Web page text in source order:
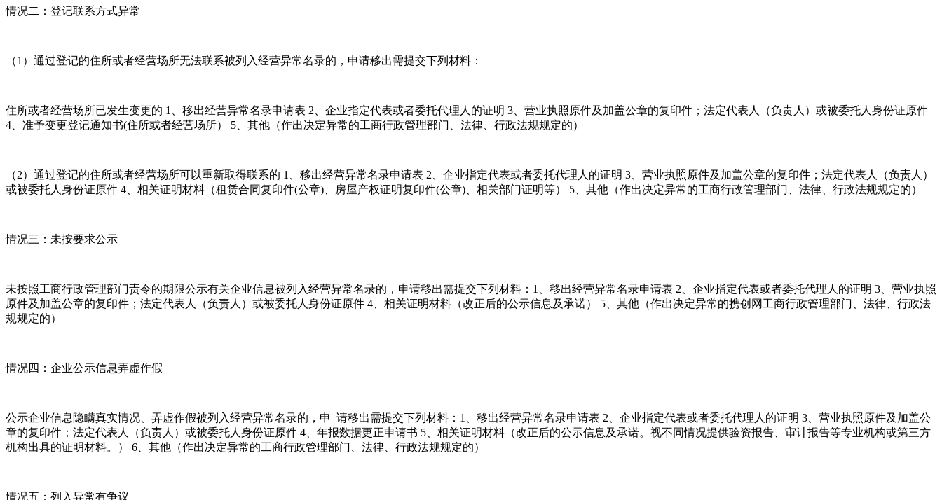
情况二：登记联系方式异常
（1）通过登记的住所或者经营场所无法联系被列入经营异常名录的，申请移出需提交下列材料：
住所或者经营场所已发生变更的 1、移出经营异常名录申请表 2、企业指定代表或者委托代理人的证明 3、营业执照原件及加盖公章的复印件；法定代表人（负责人）或被委托人身份证原件
4、准予变更登记通知书(住所或者经营场所） 5、其他（作出决定异常的工商行政管理部门、法律、行政法规规定的）
（2）通过登记的住所或者经营场所可以重新取得联系的 1、移出经营异常名录申请表 2、企业指定代表或者委托代理人的证明 3、营业执照原件及加盖公章的复印件；法定代表人（负责人）
或被委托人身份证原件 4、相关证明材料（租赁合同复印件(公章)、房屋产权证明复印件(公章)、相关部门证明等） 5、其他（作出决定异常的工商行政管理部门、法律、行政法规规定的）
情况三：未按要求公示
未按照工商行政管理部门责令的期限公示有关企业信息被列入经营异常名录的，申请移出需提交下列材料：1、移出经营异常名录申请表 2、企业指定代表或者委托代理人的证明 3、营业执照
原件及加盖公章的复印件；法定代表人（负责人）或被委托人身份证原件 4、相关证明材料（改正后的公示信息及承诺） 5、其他（作出决定异常的携创网工商行政管理部门、法律、行政法
规规定的）
情况四：企业公示信息弄虚作假
公示企业信息隐瞒真实情况、弄虚作假被列入经营异常名录的，申 请移出需提交下列材料：1、移出经营异常名录申请表 2、企业指定代表或者委托代理人的证明 3、营业执照原件及加盖公
章的复印件；法定代表人（负责人）或被委托人身份证原件 4、年报数据更正申请书 5、相关证明材料（改正后的公示信息及承诺。视不同情况提供验资报告、审计报告等专业机构或第三方
机构出具的证明材料。） 6、其他（作出决定异常的工商行政管理部门、法律、行政法规规定的）
情况五：列入异常有争议